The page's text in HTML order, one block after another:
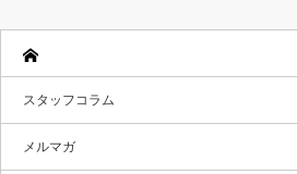
スタッフコラム
メルマガ